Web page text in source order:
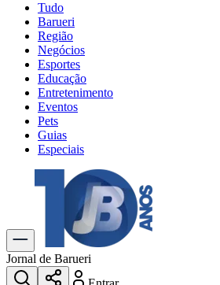
Tudo
Barueri
Região
Negócios
Esportes
Educação
Entretenimento
Eventos
Pets
Guias
Especiais
Explore Tudo
Últimas Notícias
Previsão do Tempo
Trânsito e Rotas
Dia a Dia & Lazer
Transportes
Jornal de Barueri